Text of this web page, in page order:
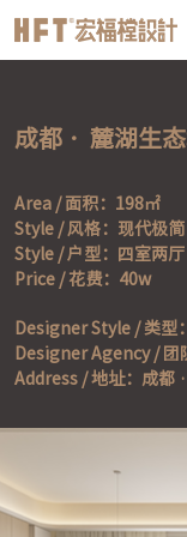
成都 ·  麓湖生
Area / 面积：198㎡
Style / 风格：现代极简
Style / 户型：四室两厅
Price / 花费：40w
Designer Style / 类型
Designer Agency / 团
Address / 地址：成都